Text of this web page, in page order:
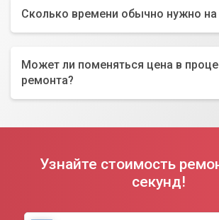
Сколько времени обычно нужно на
Может ли поменяться цена в
ремонта?
Узнайте стоимость
секунд!